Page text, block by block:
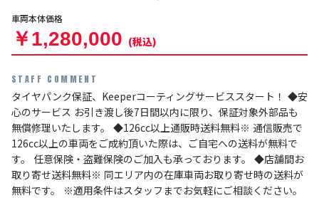
車両本体価格
￥1,280,000 (税込)
STAFF COMMENT
タイヤパンク保証、Keeperコーティングサービススタート！ ◆安
心のサービス お引き渡し後7日間以内に限り、保証対象外部品も
無償修理いたします。 ◆126cc以上通販時送料無料※ 通信販売で
126cc以上の車両をご成約頂いた際は、ご自宅への送料が無料で
す。 任意保険・盗難保険のご加入も承っております。 ◆店舗間お
取り寄せ送料無料※ 同エリア内の在庫車両お取り寄せ時の送料が
無料です。 ※適用条件はスタッフまでお気軽にご相談ください。